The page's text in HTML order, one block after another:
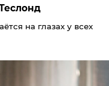
на глазах у всех